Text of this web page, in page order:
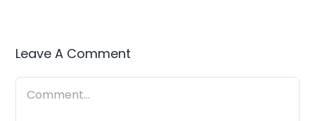
Leave A Comment
Comment